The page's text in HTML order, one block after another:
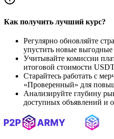
Как получить лучший курс?
Регулярно обновляйте
упустить новые выгодные
Учитывайте комиссии
итоговой стоимости
Старайтесь работать с
«Проверенный» для
Анализируйте глубину
доступных объявлений и